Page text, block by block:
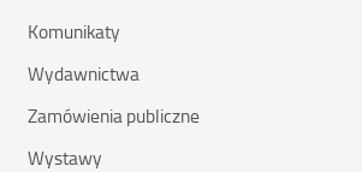
Komunikaty
Wydawnictwa
Zamówienia publiczne
Wystawy